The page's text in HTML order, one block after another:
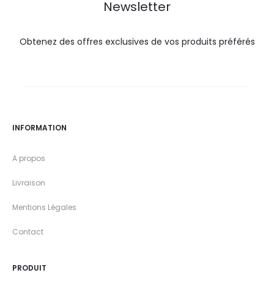
Newsletter
Obtenez des offres exclusives de vos produits préférés
INFORMATION
A propos
Livraison
Mentions Légales
Contact
PRODUIT